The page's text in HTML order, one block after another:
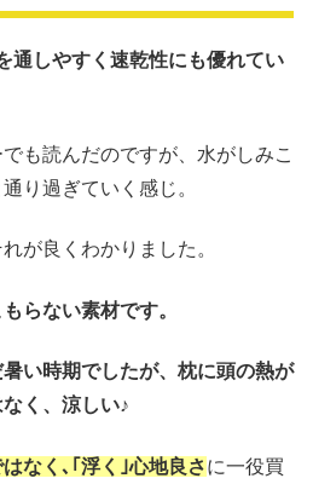
通しやすく速乾性にも優れてい
も読んだのですが、水がしみこ
り過ぎていく感じ。
が良くわかりました。
らない素材です。
い時期でしたが、枕に頭の熱が
く、涼しい♪
なく､｢浮く｣心地良さに一役買